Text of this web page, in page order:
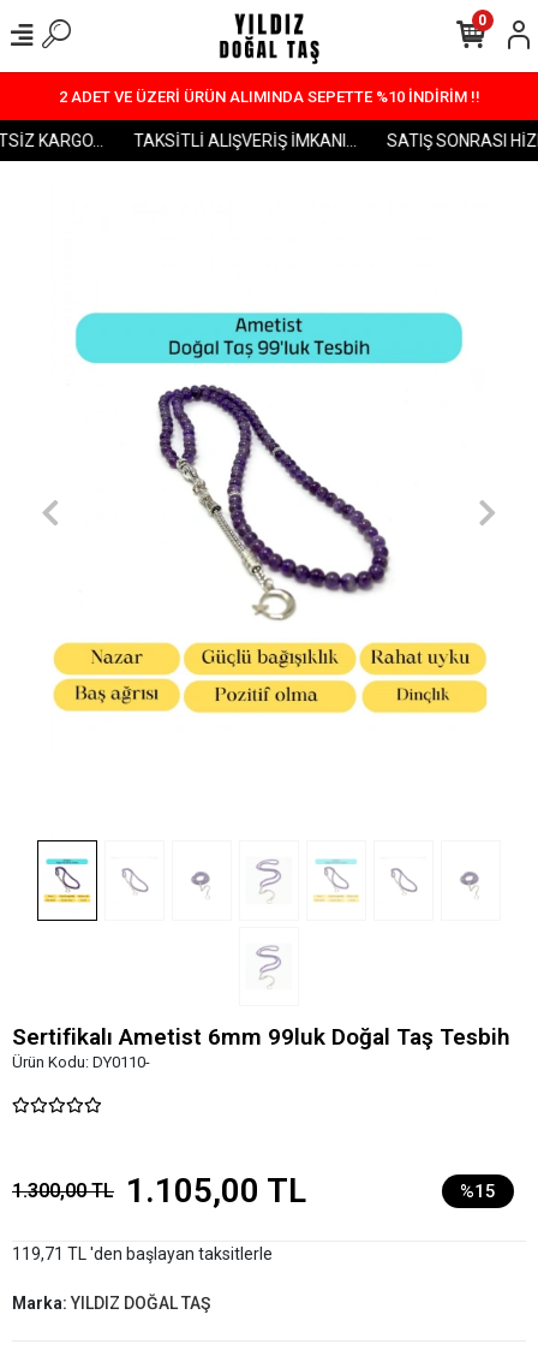
2 ADET VE ÜZERİ ÜRÜN ALIMINDA SEPETTE %10 İNDİRİM !!
KARGO... TAKSİTLİ ALIŞVERİŞ İMKANI... SATIŞ SONRASI
0
Sertifikalı Ametist 6mm 99luk Doğal Taş Tesbih
Ürün Kodu: DY0110-
1.300,00 TL 1.105,00 TL %15
119,71 TL 'den başlayan taksitlerle
Marka:YILDIZ DOĞAL TAŞ